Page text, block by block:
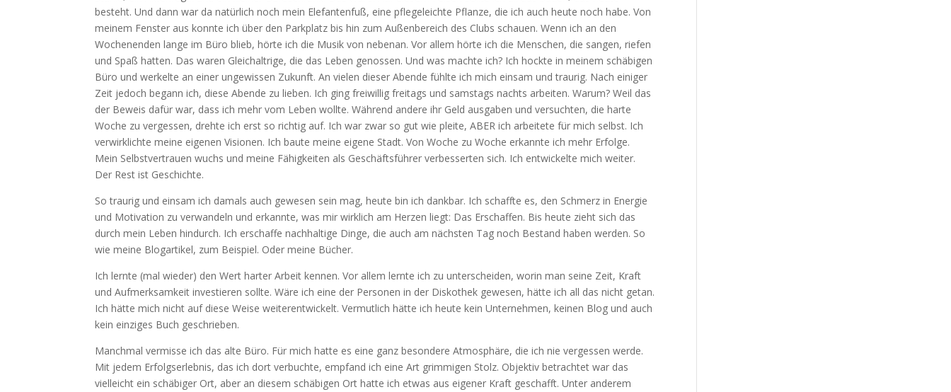
besteht. Und dann war da natürlich noch mein Elefantenfuß, eine pflegeleichte Pflanze, die ich auch heute noch habe. Von
meinem Fenster aus konnte ich über den Parkplatz bis hin zum Außenbereich des Clubs schauen. Wenn ich an den
Wochenenden lange im Büro blieb, hörte ich die Musik von nebenan. Vor allem hörte ich die Menschen, die sangen, riefen
und Spaß hatten. Das waren Gleichaltrige, die das Leben genossen. Und was machte ich? Ich hockte in meinem schäbigen
Büro und werkelte an einer ungewissen Zukunft. An vielen dieser Abende fühlte ich mich einsam und traurig. Nach einiger
Zeit jedoch begann ich, diese Abende zu lieben. Ich ging freiwillig freitags und samstags nachts arbeiten. Warum? Weil das
der Beweis dafür war, dass ich mehr vom Leben wollte. Während andere ihr Geld ausgaben und versuchten, die harte
Woche zu vergessen, drehte ich erst so richtig auf. Ich war zwar so gut wie pleite, ABER ich arbeitete für mich selbst. Ich
verwirklichte meine eigenen Visionen. Ich baute meine eigene Stadt. Von Woche zu Woche erkannte ich mehr Erfolge.
Mein Selbstvertrauen wuchs und meine Fähigkeiten als Geschäftsführer verbesserten sich. Ich entwickelte mich weiter.
Der Rest ist Geschichte.
So traurig und einsam ich damals auch gewesen sein mag, heute bin ich dankbar. Ich schaffte es, den Schmerz in Energie
und Motivation zu verwandeln und erkannte, was mir wirklich am Herzen liegt: Das Erschaffen. Bis heute zieht sich das
durch mein Leben hindurch. Ich erschaffe nachhaltige Dinge, die auch am nächsten Tag noch Bestand haben werden. So
wie meine Blogartikel, zum Beispiel. Oder meine Bücher.
Ich lernte (mal wieder) den Wert harter Arbeit kennen. Vor allem lernte ich zu unterscheiden, worin man seine Zeit, Kraft
und Aufmerksamkeit investieren sollte. Wäre ich eine der Personen in der Diskothek gewesen, hätte ich all das nicht getan.
Ich hätte mich nicht auf diese Weise weiterentwickelt. Vermutlich hätte ich heute kein Unternehmen, keinen Blog und auch
kein einziges Buch geschrieben.
Manchmal vermisse ich das alte Büro. Für mich hatte es eine ganz besondere Atmosphäre, die ich nie vergessen werde.
Mit jedem Erfolgserlebnis, das ich dort verbuchte, empfand ich eine Art grimmigen Stolz. Objektiv betrachtet war das
vielleicht ein schäbiger Ort, aber an diesem schäbigen Ort hatte ich etwas aus eigener Kraft geschafft. Unter anderem